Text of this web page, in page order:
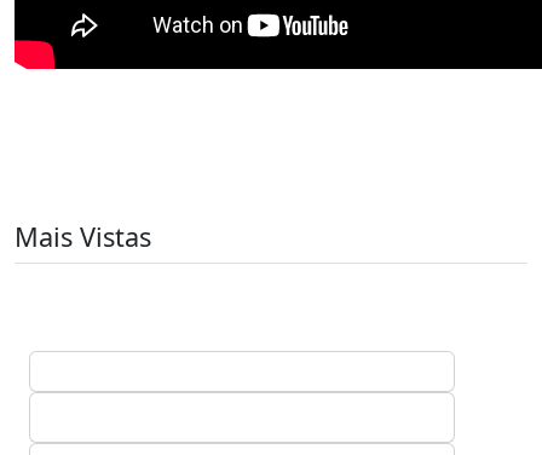
Mais Vistas